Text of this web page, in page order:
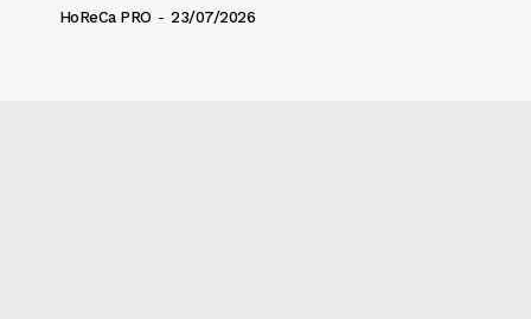
HoReCa PRO - 23/07/2026